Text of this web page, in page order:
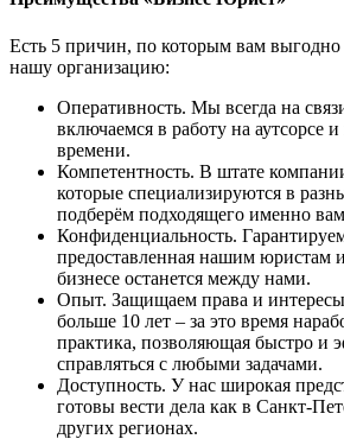
Есть 5 причин, по которым вам выгодно
нашу организацию:
Оперативность. Мы всегда на
включаемся в работу на аутсорсе
времени.
Компетентность. В штате
которые специализируются в
подберём подходящего именно
Конфиденциальность.
предоставленная нашим юристам
бизнесе останется между нами.
Опыт. Защищаем права и
больше 10 лет – за это время
практика, позволяющая быстро и
справляться с любыми задачами.
Доступность. У нас широкая
готовы вести дела как в Санкт-
других регионах.